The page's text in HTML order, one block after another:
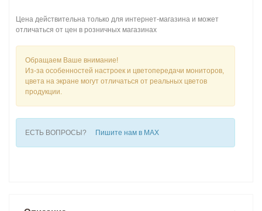
Цена действительна только для интернет-магазина и может
отличаться от цен в розничных магазинах
Обращаем Ваше внимание!
Из-за особенностей настроек и цветопередачи мониторов,
цвета на экране могут отличаться от реальных цветов
продукции.
ЕСТЬ ВОПРОСЫ? Пишите нам в MAX